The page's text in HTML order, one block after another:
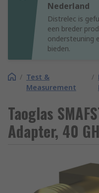
Nederland
Distrelec is
een breder
ondersteuning
bieden.
/ Test &
Measurement
/
Taoglas
Adapter, 40